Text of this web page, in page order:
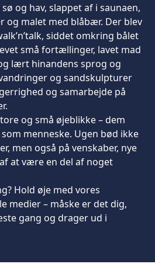
og hav, slappet af i saunaen,
og malet med blåbær. Der blev
siddet omkring bålet
små fortællinger, lavet mad
lært hinandens sprog og
og sandskulpturer
og samarbejde på
og små øjeblikke – dem
menneske. Ugen bød ikke
men også på venskaber, nye
at være en del af noget
Hold øje med vores
medier – måske er det dig,
gang og drager ud i